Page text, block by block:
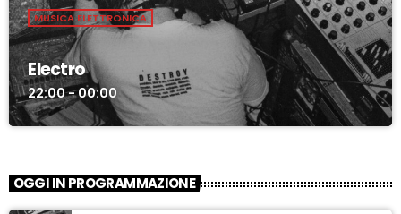
MUSICA ELETTRONICA
Electro
22:00 - 00:00
OGGI IN PROGRAMMAZIONE